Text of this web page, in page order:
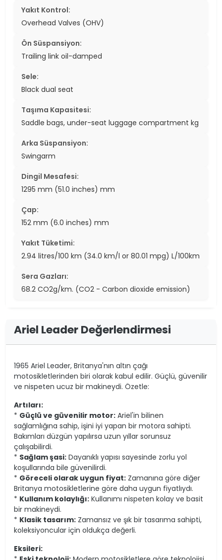
Yakıt Kontrol:
Overhead Valves (OHV)
Ön Süspansiyon:
Trailing link oil-damped
Sele:
Black dual seat
Taşıma Kapasitesi:
Saddle bags, under-seat luggage compartment kg
Arka Süspansiyon:
Swingarm
Dingil Mesafesi:
1295 mm (51.0 inches) mm
Çap:
152 mm (6.0 inches) mm
Yakıt Tüketimi:
2.94 litres/100 km (34.0 km/l or 80.01 mpg) L/100km
Sera Gazları:
68.2 CO2g/km. (CO2 - Carbon dioxide emission)
Ariel Leader Değerlendirmesi
1965 Ariel Leader, Britanya'nın altın çağı
motosikletlerinden biri olarak kabul edilir. Güçlü, güvenilir
ve nispeten ucuz bir makineydi. Özetle:
Artıları:
* Güçlü ve güvenilir motor: Ariel'in bilinen
sağlamlığına sahip, işini iyi yapan bir motora sahipti.
Bakımları düzgün yapılırsa uzun yıllar sorunsuz
çalışabilirdi.
* Sağlam şasi: Dayanıklı yapısı sayesinde zorlu yol
koşullarında bile güvenilirdi.
* Göreceli olarak uygun fiyat: Zamanına göre diğer
Britanya motosikletlerine göre daha uygun fiyatlıydı.
* Kullanım kolaylığı: Kullanımı nispeten kolay ve basit
bir makineydi.
* Klasik tasarım: Zamansız ve şık bir tasarıma sahipti,
koleksiyoncular için oldukça değerli.
Eksileri: